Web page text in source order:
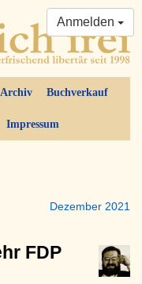
Archiv Buchverkauf
Impressum
Anmelden
Dezember 2021
FDP